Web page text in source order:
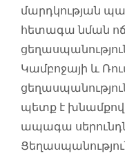
մարդկության
հետագա նման
Կամբոջայի և
պետք է
ապագա